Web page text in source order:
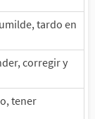
tardo en
corregir y
tener